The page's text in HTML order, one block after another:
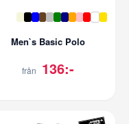
Men`s Basic Polo
från 136:-